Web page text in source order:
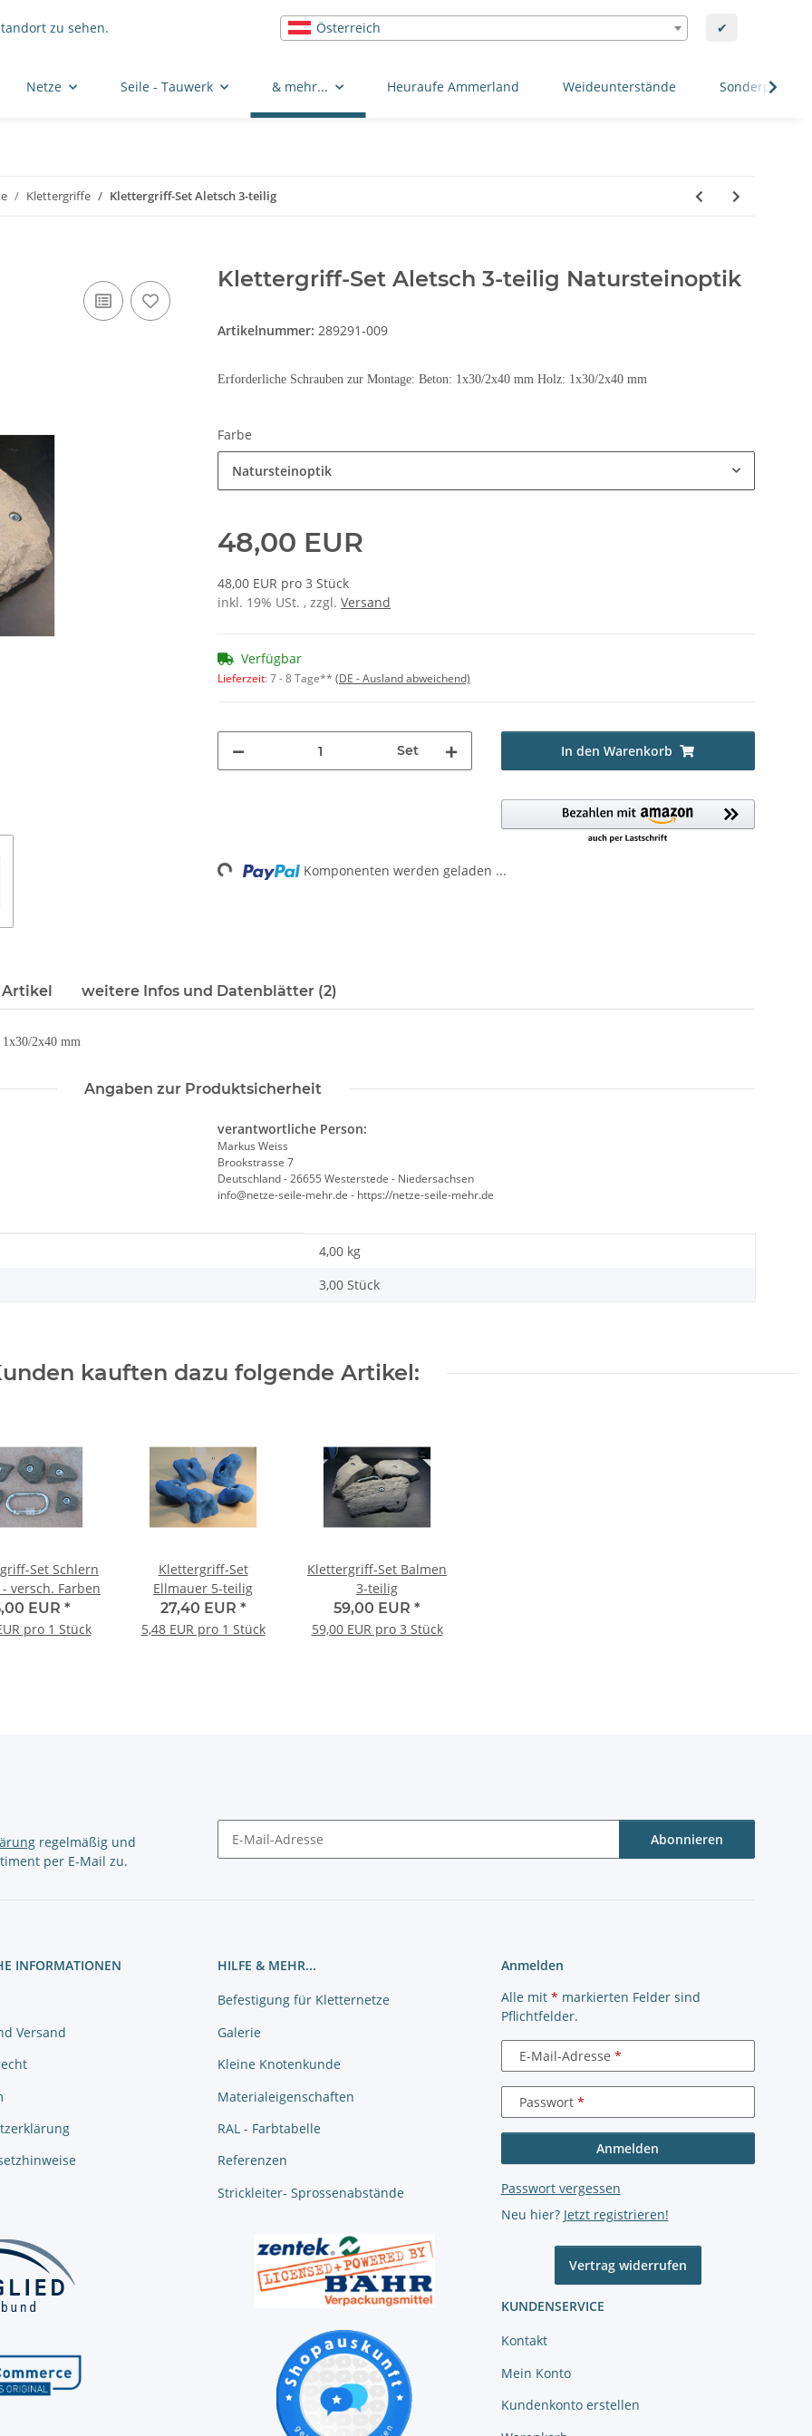
zu sehen. Österreich ✔
Netze Seile - Tauwerk & mehr... Heuraufe Ammerland Weideunterstände Sonderposten
Klettergriffe Klettergriff-Set Aletsch 3-teilig
Klettergriff-Set Aletsch 3-teilig Natursteinoptik
Artikelnummer: 289291-009
Erforderliche Schrauben zur Montage: Beton: 1x30/2x40 mm Holz: 1x30/2x40 mm
Farbe
Natursteinoptik
48,00 EUR
48,00 EUR pro 3 Stück
inkl. 19% USt. , zzgl. Versand
Verfügbar
Lieferzeit:7 - 8 Tage** (DE - Ausland abweichend)
Set In den Warenkorb
Loading... Komponenten werden geladen ...
weitere Infos und Datenblätter (2)
2x40 mm
Angaben zur Produktsicherheit
verantwortliche Person:
Markus Weiss
Brookstrasse 7
Deutschland - 26655 Westerstede - Niedersachsen
info@netze-seile-mehr.de - https://netze-seile-mehr.de
4,00 kg
3,00 Stück
kauften dazu folgende Artikel:
Set Schlern
versch. Farben
EUR *
pro 1 Stück
Klettergriff-Set
Ellmauer 5-teilig
27,40 EUR *
5,48 EUR pro 1 Stück
Klettergriff-Set Balmen
3-teilig
59,00 EUR *
59,00 EUR pro 3 Stück
regelmäßig und
per E-Mail zu.
Abonnieren
INFORMATIONEN
Versand
HILFE & MEHR...
Befestigung für Kletternetze
Galerie
Kleine Knotenkunde
Materialeigenschaften
RAL - Farbtabelle
Referenzen
Strickleiter- Sprossenabstände
Anmelden
Alle mit * markierten Felder sind
Pflichtfelder.
E-Mail-Adresse
Passwort
Anmelden
Passwort vergessen
Neu hier? Jetzt registrieren!
Vertrag widerrufen
KUNDENSERVICE
Kontakt
Mein Konto
Kundenkonto erstellen